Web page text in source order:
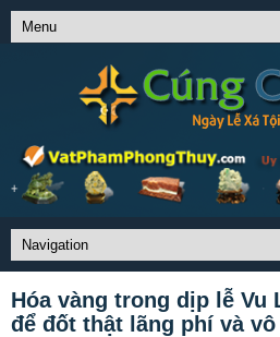
Hóa vàng trong dịp lễ Vu
để đốt thật lãng phí và vô